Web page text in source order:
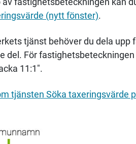
(nytt fönster).
tjänst behöver du dela
del. För
11:1".
tjänsten Söka taxeringsvärde